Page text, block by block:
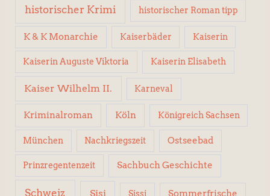
historischer Krimi historischer Roman tipp
K & K Monarchie Kaiserbäder Kaiserin
Kaiserin Auguste Viktoria Kaiserin Elisabeth
Kaiser Wilhelm II. Karneval
Kriminalroman Köln Königreich Sachsen
München Nachkriegszeit Ostseebad
Prinzregentenzeit Sachbuch Geschichte
Schweiz Sisi